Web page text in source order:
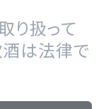
り扱って
酒は法律で